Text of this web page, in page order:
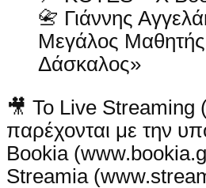
📇 Γιάννης
Μεγάλος Μαθητής
Δάσκαλος»
🎥 Το Live Streaming
παρέχονται με την
Bookia
Streamia